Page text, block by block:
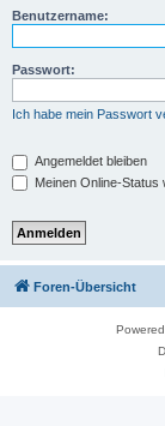
Benutzername:
Passwort:
Ich habe mein Passwort
Angemeldet bleiben
Meinen Online-
Foren-Übersicht